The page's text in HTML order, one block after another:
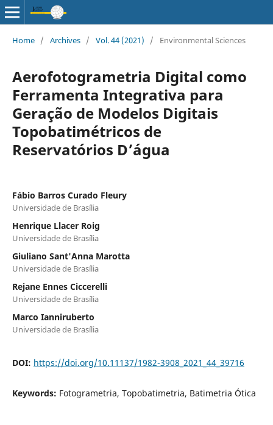
Home / Archives / Vol. 44 (2021) / Environmental Sciences
Aerofotogrametria Digital como
Ferramenta Integrativa para
Geração de Modelos Digitais
Topobatimétricos de
Reservatórios D’água
Fábio Barros Curado Fleury
Universidade de Brasília
Henrique Llacer Roig
Universidade de Brasília
Giuliano Sant'Anna Marotta
Universidade de Brasília
Rejane Ennes Ciccerelli
Universidade de Brasília
Marco Ianniruberto
Universidade de Brasília
DOI: https://doi.org/10.11137/1982-3908_2021_44_39716
Keywords: Fotogrametria, Topobatimetria, Batimetria Ótica